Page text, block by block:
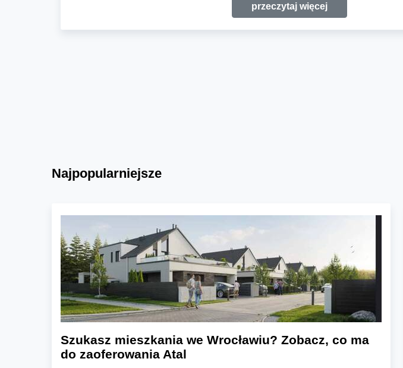
przeczytaj więcej
Najpopularniejsze
Szukasz mieszkania we Wrocławiu? Zobacz, co ma
do zaoferowania Atal